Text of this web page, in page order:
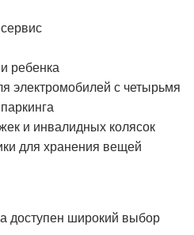
ребенка
электромобилей с четырьмя
и инвалидных колясок
для хранения вещей
доступен широкий выбор